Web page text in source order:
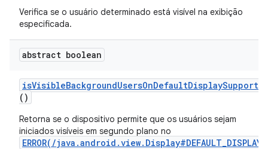
Verifica se o usuário determinado está visível na exibição
especificada.
abstract boolean
isVisibleBackgroundUsersOnDefaultDisplay
()
Retorna se o dispositivo permite que os usuários sejam
iniciados visíveis em segundo plano no
ERROR(/java.android.view.Display#DEFAULT_DISPLAY)